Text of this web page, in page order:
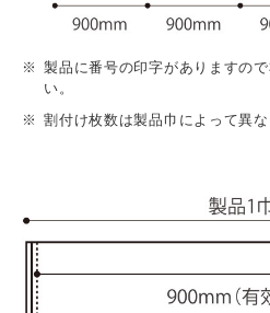
製品に番号の印字がありますの
い。
割付け枚数は製品巾によって異な